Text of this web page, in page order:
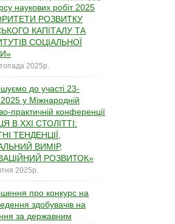
наукових робіт 2025
РОЗВИТКУ
КАПІТАЛУ ТА
СОЦІАЛЬНОЇ
2025р.
до участі 23-
у Міжнародній
практичній конференції
В ХХІ СТОЛІТТІ:
ТЕНДЕНЦІЇ,
ВИМІР,
РОЗВИТОК»
2025р.
про конкурс на
здобувачів на
за державним